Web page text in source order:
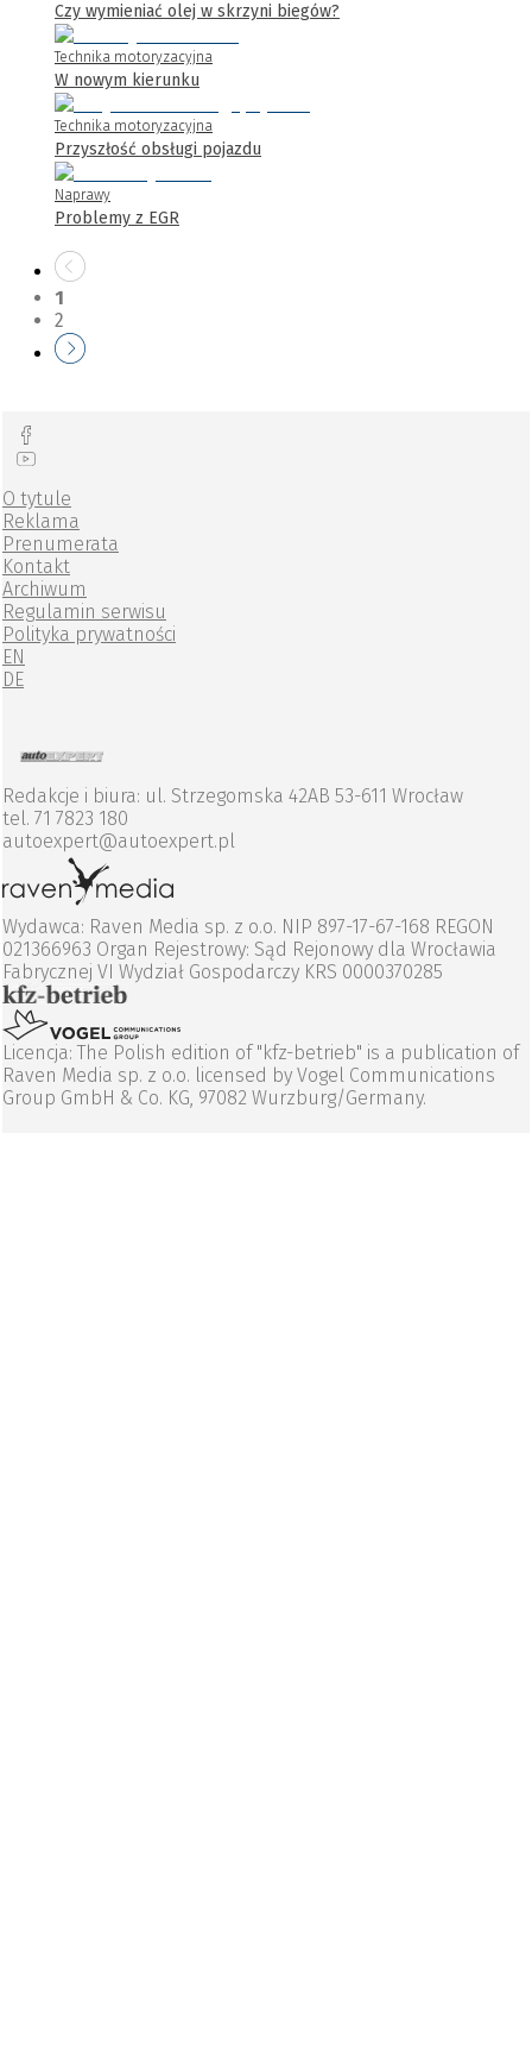
Czy wymieniać olej w skrzyni biegów?
Technika motoryzacyjna
W nowym kierunku
Technika motoryzacyjna
Przyszłość obsługi pojazdu
Naprawy
Problemy z EGR
1
2
O tytule
Reklama
Prenumerata
Kontakt
Archiwum
Regulamin serwisu
Polityka prywatności
EN
DE
Redakcje i biura: ul. Strzegomska 42AB 53-611 Wrocław
tel. 71 7823 180
autoexpert@autoexpert.pl
Wydawca: Raven Media sp. z o.o. NIP 897-17-67-168 REGON
021366963 Organ Rejestrowy: Sąd Rejonowy dla Wrocławia
Fabrycznej VI Wydział Gospodarczy KRS 0000370285
Licencja: The Polish edition of "kfz-betrieb" is a publication of
Raven Media sp. z o.o. licensed by Vogel Communications
Group GmbH & Co. KG, 97082 Wurzburg/Germany.